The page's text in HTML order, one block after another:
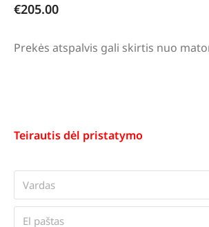
€205.00
Prekės atspalvis gali skirtis nuo
Teirautis dėl pristatymo